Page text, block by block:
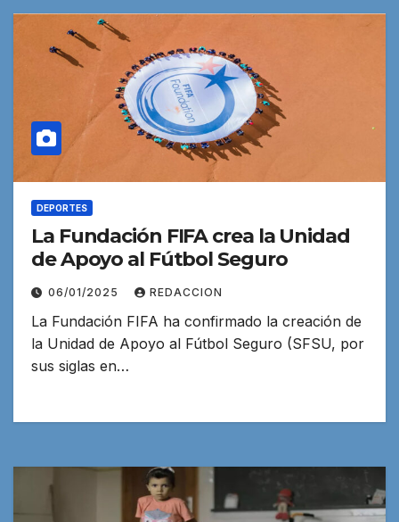
DEPORTES
La Fundación FIFA crea la Unidad
de Apoyo al Fútbol Seguro
06/01/2025 REDACCION
La Fundación FIFA ha confirmado la creación de
la Unidad de Apoyo al Fútbol Seguro (SFSU, por
sus siglas en…